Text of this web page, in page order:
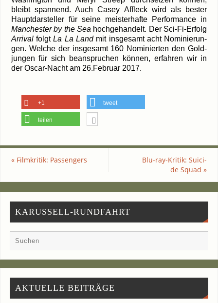
bleibt span­nend. Auch Casey Affleck wird als bes­ter
Haupt­dar­stel­ler für sei­ne meis­ter­haf­te Per­for­mance in
Man­ches­ter by the Sea hoch­ge­han­delt. Der Sci-Fi-Erfolg
Arri­valfolgtLa La Landmit ins­ge­samt acht Nomi­nie­run­
gen. Wel­che der ins­ge­samt 160 Nomi­nier­ten den Gold­
jun­gen für sich bean­spru­chen kön­nen, erfah­ren wir in
der Oscar-Nacht am 26.Februar 2017.
+1 tweet
teilen
«Film­kri­tik: Passengers
Blu-ray-Kritik: Sui­ci­
de Squad»
KARUSSELL-RUNDFAHRT
AKTU­EL­LE BEITRÄGE